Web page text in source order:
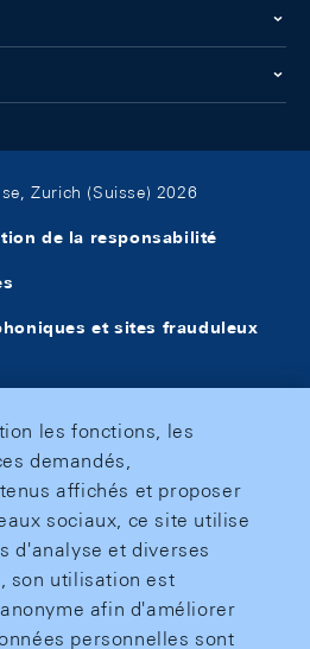
Zurich (Suisse) 2026
de la responsabilité
et sites frauduleux
les fonctions, les
demandés,
affichés et proposer
sociaux, ce site utilise
d'analyse et diverses
son utilisation est
afin d'améliorer
personnelles sont